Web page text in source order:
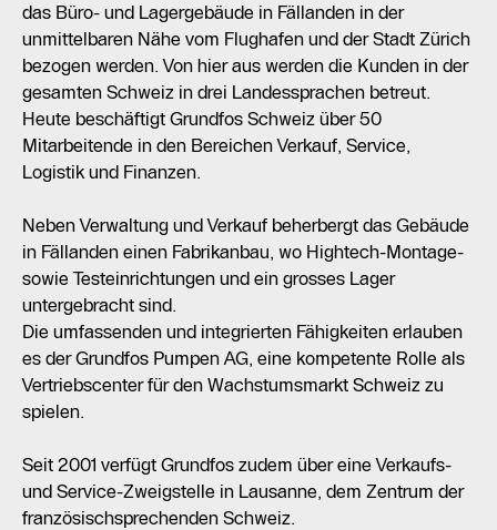
das Büro- und Lagergebäude in Fällanden in der
unmittelbaren Nähe vom Flughafen und der Stadt Zürich
bezogen werden. Von hier aus werden die Kunden in der
gesamten Schweiz in drei Landessprachen betreut.
Heute beschäftigt Grundfos Schweiz über 50
Mitarbeitende in den Bereichen Verkauf, Service,
Logistik und Finanzen.
Neben Verwaltung und Verkauf beherbergt das Gebäude
in Fällanden einen Fabrikanbau, wo Hightech-Montage-
sowie Testeinrichtungen und ein grosses Lager
untergebracht sind.
Die umfassenden und integrierten Fähigkeiten erlauben
es der Grundfos Pumpen AG, eine kompetente Rolle als
Vertriebscenter für den Wachstumsmarkt Schweiz zu
spielen.
Seit 2001 verfügt Grundfos zudem über eine Verkaufs-
und Service-Zweigstelle in Lausanne, dem Zentrum der
französischsprechenden Schweiz.